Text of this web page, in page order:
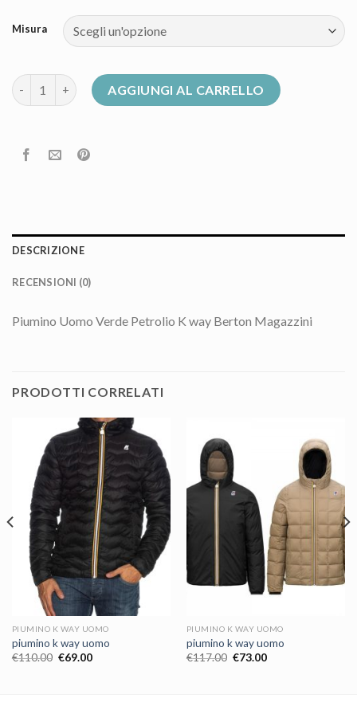
Misura
piumino k way uomo quantitàAGGIUNGI AL CARRELLO
DESCRIZIONE
RECENSIONI (0)
Piumino Uomo Verde Petrolio K way Berton Magazzini
PRODOTTI CORRELATI
PIUMINO K WAY UOMO
piumino k way uomo
€110.00 €69.00
PIUMINO K WAY UOMO
piumino k way uomo
€117.00 €73.00